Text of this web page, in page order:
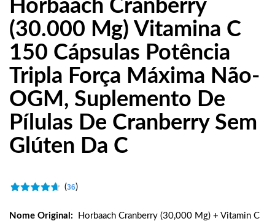
Horbaach Cranberry
(30.000 Mg) Vitamina C
150 Cápsulas Potência
Tripla Força Máxima Não-
OGM, Suplemento De
Pílulas De Cranberry Sem
Glúten Da C
(36)
Nome Original:
Horbaach Cranberry (30,000 Mg) + Vitamin C